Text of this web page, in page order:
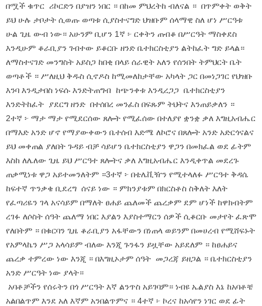
በሟች ቁጥር ሪኮርድን በያዝን ነበር ። በከመ ምህረትከ ብለናል ። በጥምቀት ወቅት
ይህ ሁሉ ታቦታት ሲወጡ ወጣቱ ሲያስተናግድ ህዝቡም ሰላማዊ ስለ ሆነ ሥርዓቱ
ሁል ጊዜ ውብ ነው። አሁንም ቢሆን 1ኛ ፦ ርቀትን ጠብቆ በሥርዓት ማስቀደስ
እንዲሁም ቆራቢያን ገብተው ይቆርቡ ዘንድ ቤተክርስቲያን ልትከፈት ግድ ይላል።
ለማስተናገድ መንግስት አይስጋ ከበቂ በላይ ሰራዊት አለን የሰንበት ትምህርት ቤት
ወጣቶች ። ሥለዚህ ቅዱስ ሲኖዶስ ከሚመለከታቸው አካላት ጋር በመነጋገር የህዝቡ
እንባ እንዲታበስ ነፍሱ እንድትጠግብ ከጭንቀቱ እንዲረጋጋ ቤተክርስቲያን
እንድትከፈት ያደርግ ዘንድ በተሰበረ መንፈስ በፍጹም ትህትና እንጠይቃለን ።
2ተኛ ፦ ማታ ማታ የሚደርሰው ጸሎት የሚፈሰው በተለያየ ቋንቋ ቃለ እግዚአብሔር
በማእድ አንድ ሆኖ የማያውቀውን ቤተሰብ እድሜ ለኮሮና በጸሎት አንድ አድርጎናልና
ይህ መቀጠል ያለበት ጉዳይ ብቻ ሳይሆን ቤተክርስቲያን ዋጋን በመክፈል ወደ ፊትም
እስከ ለሌለው ጊዜ ይህ ሥርዓተ ጸሎትና ቃለ እግዚአብሔር እንዲቀጥል መደረጉ
ጠቃሚነቱ ዋጋ አይተመንለትም ።3ተኛ ፦ በቴሌቪዥን የሚተላለፉ ሥርዓተ ቅዳሴ
ከፍተኛ ጥንቃቄ ቢደረግ ሰናይ ነው ። ምክንያቱም በክርስቶስ ስቅለት እለት
የፈጣሪዬን ገላ አናሳይም በማለት ፀሐይ ጨለመች ጨረቃም ደም ሆነች ከዋክብትም
ረገፉ ለሶስት ሰዓት ጨለማ ነበር እያልን እያስተማርን ሰዎች ሲቆርቡ መታየት ፈጽሞ
የለበትም ። በቁርባን ጊዜ ቆራቢያን አፋቸውን በነጠላ ወይንም በመሀረብ የሚሸፍኑት
የአምላኬን ሥጋ አላሳይም ብለው እንጂ ጉንፋን ይዟቸው አይደለም ። ከፀሐይና
ጨረቃ ተምረው ነው እንጂ ። በእግዚኦታም ሰዓት መጋረጃ ይዘጋል ። ቤተክርስቲያን
አንድ ሥርዓት ነው ያላት።
አባቶቻችን የሰሩትን በጎ ሥርዓት እኛ ልንጥስ አይገባም። ነብዩ ኤልያስ እኔ ከአባቶቼ
አልበልጥም እንደ አለ እኛም አንበልጥምና ። 4ተኛ ፦ ኮረና ከአሳየን ነገር ወደ ፊት